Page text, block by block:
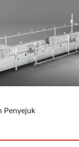
Penyejuk